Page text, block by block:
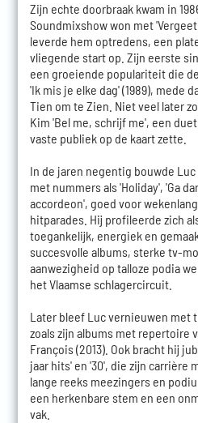
Zijn echte doorbraak kwam in
Soundmixshow won met
leverde hem optredens, een
vliegende start op. Zijn eerste
een groeiende populariteit die
'Ik mis je elke dag' (1989), mede
Tien om te Zien. Niet veel later
Kim 'Bel me, schrijf me', een
vaste publiek op de kaart zette.
In de jaren negentig bouwde
met nummers als 'Holiday', 'Ga
accordeon', goed voor
hitparades. Hij profileerde zich
toegankelijk, energiek en
succesvolle albums, sterke tv-
aanwezigheid op talloze podia
het Vlaamse schlagercircuit.
Later bleef Luc vernieuwen met
zoals zijn albums met repertoire
François (2013). Ook bracht hij
jaar hits' en '30', die zijn carrière
lange reeks meezingers en
een herkenbare stem en een
vak.